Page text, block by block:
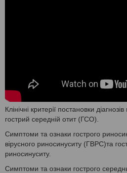
Клінічні критерії постановки
гострий середній отит (ГСО).
Симптоми та ознаки гострого
вірусного риносинуситу (ГВРС)та
риносинуситу.
Симптоми та ознаки гострого